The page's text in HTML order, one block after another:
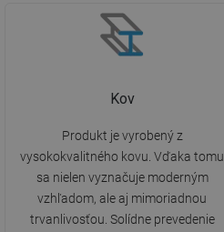
Kov
Produkt je vyrobený z
vysokokvalitného kovu. Vďaka tomu
sa nielen vyznačuje moderným
vzhľadom, ale aj mimoriadnou
trvanlivosťou. Solídne prevedenie